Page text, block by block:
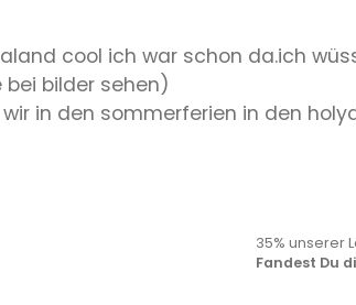
cool ich war schon da.ich
bilder sehen)
in den sommerferien in den
35% unserer
Fandest Du